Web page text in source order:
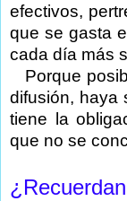
efectivos,
que se gasta
cada día más
Porque
difusión, haya
tiene la
que no se